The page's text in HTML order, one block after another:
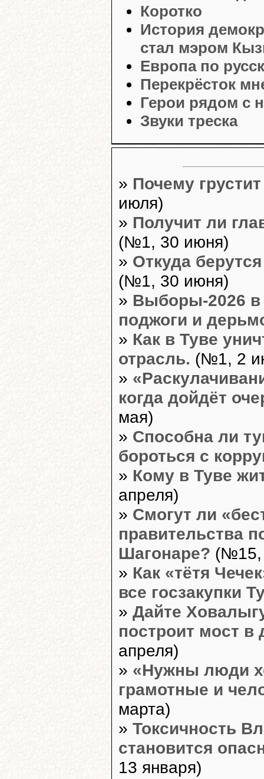
Коротко
История
стал мэром
Европа по
Перекрёсток
Герои рядом с
Звуки треска
» Почему
июля)
» Получит ли
(№1, 30 июня)
» Откуда
(№1, 30 июня)
» Выборы-2026 в
поджоги и
» Как в Туве
отрасль. (№1, 2
»
когда дойдёт
мая)
» Способна ли
бороться с
» Кому в Туве
апреля)
» Смогут ли
правительства
Шагонаре? (№15,
» Как «тётя
все госзакупки
» Дайте
построит мост в
апреля)
» «Нужны люди
грамотные и
марта)
» Токсичность
становится
13 января)